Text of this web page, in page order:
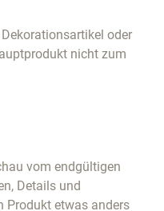
vom endgültigen
Details und
Produkt etwas anders
oder
nicht zum